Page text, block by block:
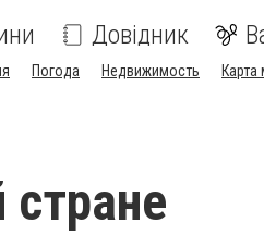
Довідник
Погода Недвижимость Карта